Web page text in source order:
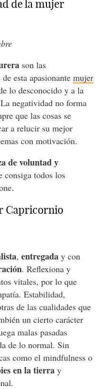
de la mujer
son las
esta apasionante mujer
lo desconocido y a la
negatividad no forma
que las cosas se
a relucir su mejor
con motivación.
de voluntad y
consiga todos los
Capricornio
, entregaday con
. Reflexiona y
vitales, por lo que
Estabilidad,
de las cualidades que
un cierto carácter
malas pasadas
de lo normal. Sin
como el mindfulness o
en la tierray